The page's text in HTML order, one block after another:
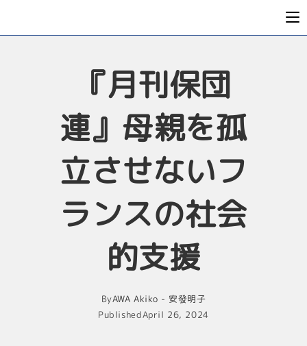
『月刊保団
連』母親を孤
立させないフ
ランスの社会
的支援
ByAWA Akiko - 安發明子
PublishedApril 26, 2024